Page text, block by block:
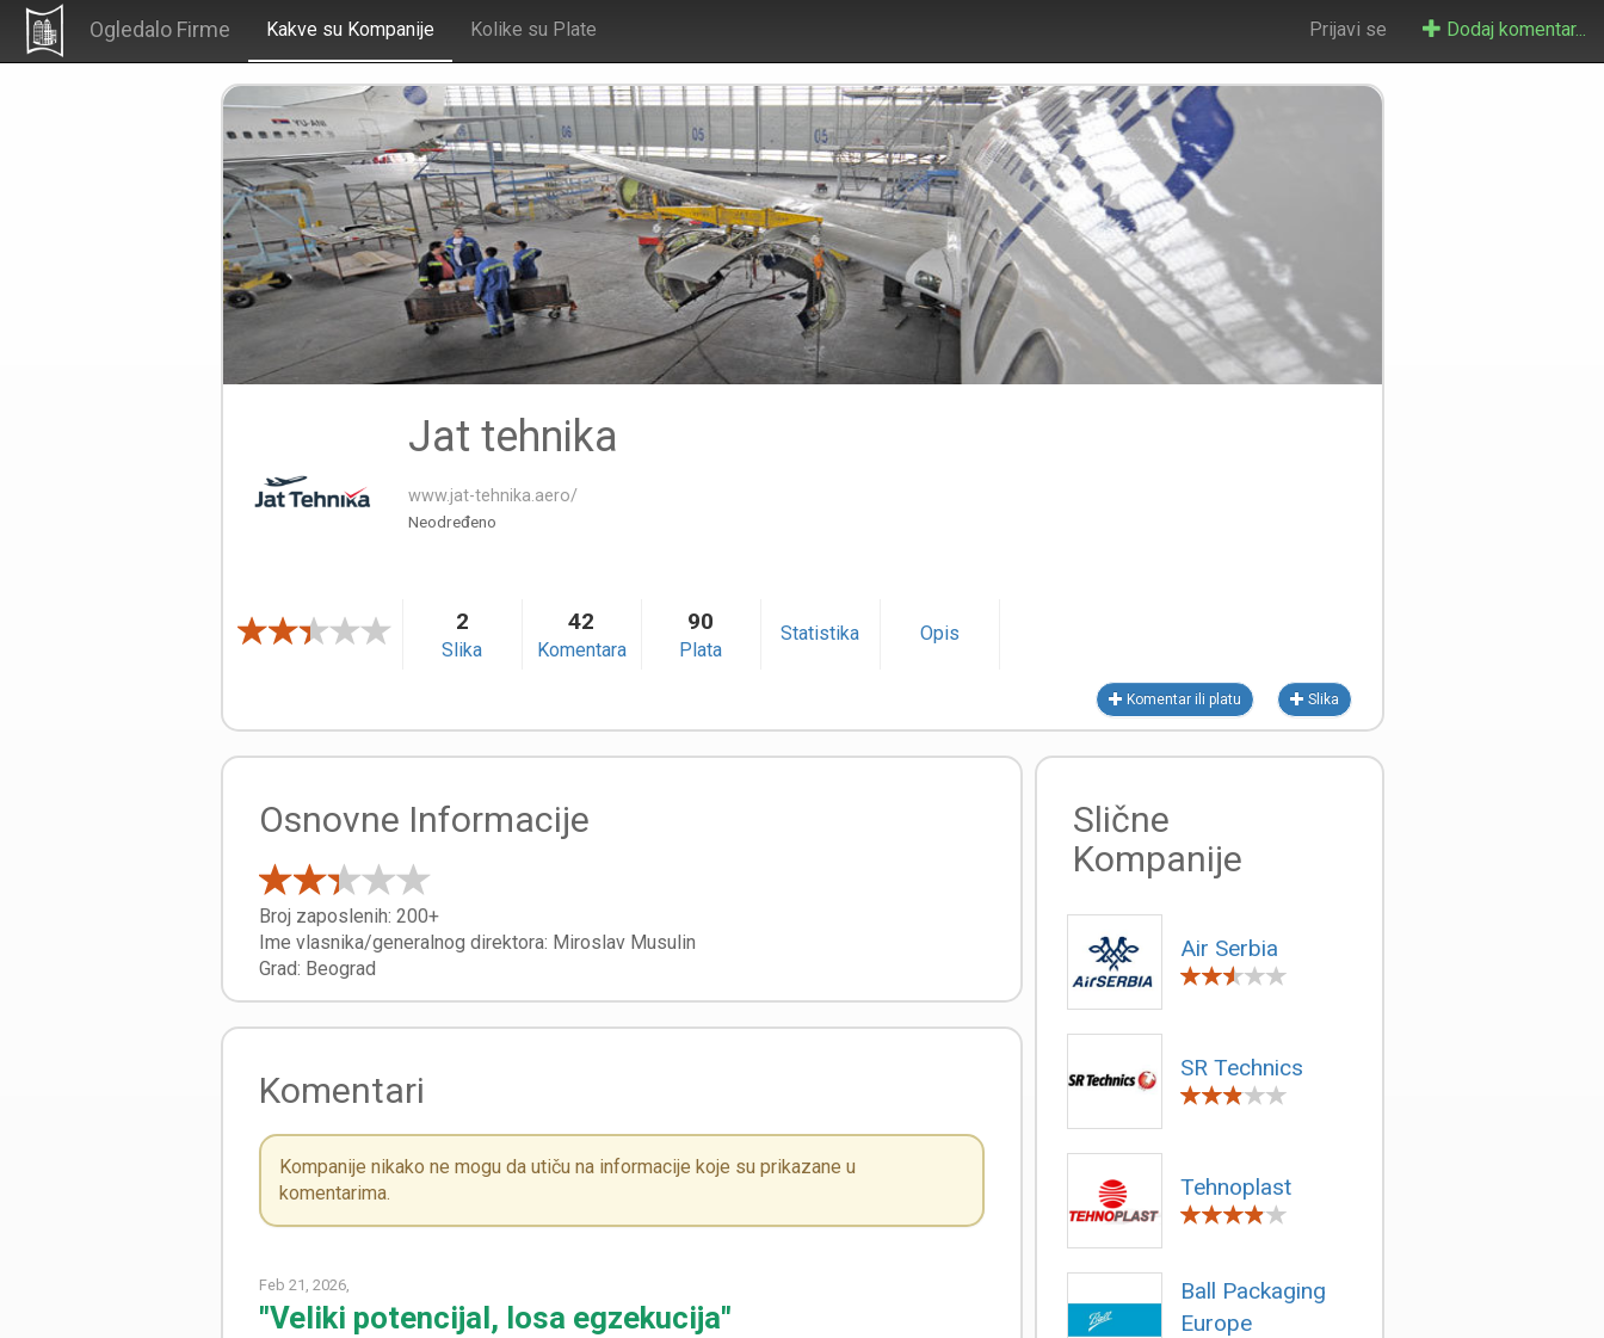
Ogledalo Firme Kakve su Kompanije Kolike su Plate Prijavi se Dodaj komentar...
Jat tehnika
www.jat-tehnika.aero/
Neodređeno
2
Slika
42
Komentara
90
Plata
Statistika Opis
Komentar ili platu Slika
Osnovne Informacije
Broj zaposlenih: 200+
Ime vlasnika/generalnog direktora: Miroslav Musulin
Grad: Beograd
Komentari
Kompanije nikako ne mogu da utiču na informacije koje su prikazane u
komentarima.
Feb 21, 2026,
"Veliki potencijal, losa egzekucija"
Slične
Kompanije
Air Serbia
SR Technics
Tehnoplast
Ball Packaging
Europe